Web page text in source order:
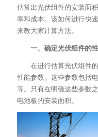
估算出光伏组件的安装面
率和成本。该如何进行快
来教大家计算方法。
一、确定光伏组件的
在进行估算光伏组件的
性能参数。这些参数包括
等。只有在明确这些参数
电池板的安装面积。